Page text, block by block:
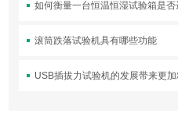
如何衡量一台恒温恒湿试验箱是
滚筒跌落试验机具有哪些功能
USB插拔力试验机的发展带来更